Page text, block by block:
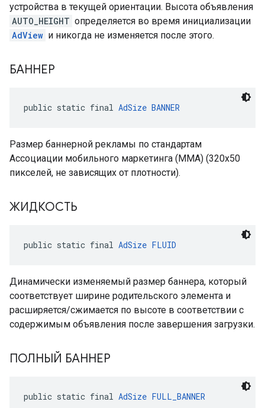
устройства в текущей ориентации. Высота объявления
AUTO_HEIGHT определяется во время инициализации
AdView и никогда не изменяется после этого.
БАННЕР
public static final AdSize BANNER
Размер баннерной рекламы по стандартам
Ассоциации мобильного маркетинга (MMA) (320x50
пикселей, не зависящих от плотности).
ЖИДКОСТЬ
public static final AdSize FLUID
Динамически изменяемый размер баннера, который
соответствует ширине родительского элемента и
расширяется/сжимается по высоте в соответствии с
содержимым объявления после завершения загрузки.
ПОЛНЫЙ БАННЕР
public static final AdSize FULL_BANNER